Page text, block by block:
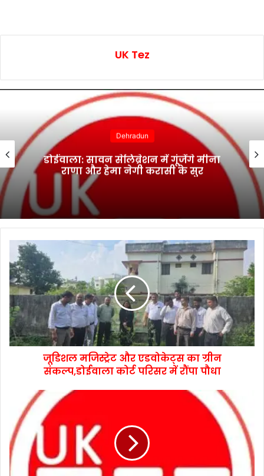
UK Tez
Dehradun
मालदेवता में राहत कार्यों ने पकड़ी रफ्तार,
आवागमन हुआ सुरक्षित
जूडिशल मजिस्ट्रेट और एडवोकेट्स का ग्रीन
संकल्प,डोईवाला कोर्ट परिसर में रौंपा पौधा